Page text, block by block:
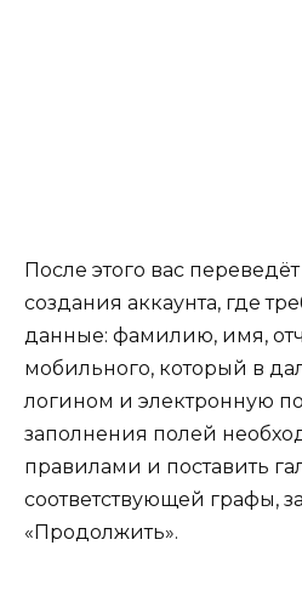
После этого вас
создания аккаунта, где
данные: фамилию, имя,
мобильного, который в
логином и электронную
заполнения полей
правилами и поставить
соответствующей графы,
«Продолжить».